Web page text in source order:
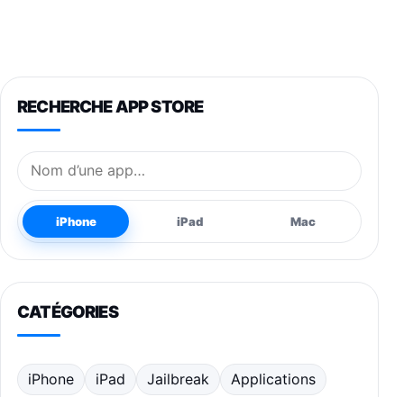
RECHERCHE APP STORE
Nom de l’application
iPhone iPad Mac
CATÉGORIES
iPhone iPad Jailbreak Applications